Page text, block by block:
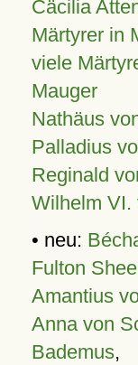
Cäcilia
Märtyrer in
viele
Mauger
Nathäus
Palladius
Reginald
Wilhelm VI.
• neu:
Fulton
Amantius
Anna von
Bademus,